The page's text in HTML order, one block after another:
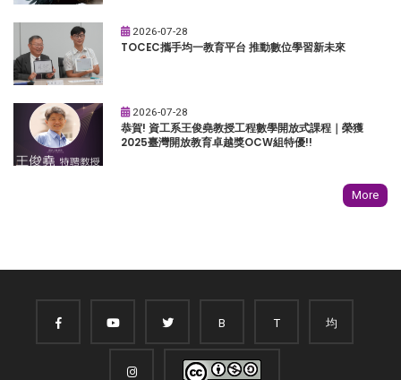
2026-07-28
TOCEC攜手均一教育平台 推動數位學習新未來
2026-07-28
恭賀! 資工系王俊堯教授工程數學開放式課程｜榮獲
2025臺灣開放教育卓越獎OCW組特優!!
More
B T 均